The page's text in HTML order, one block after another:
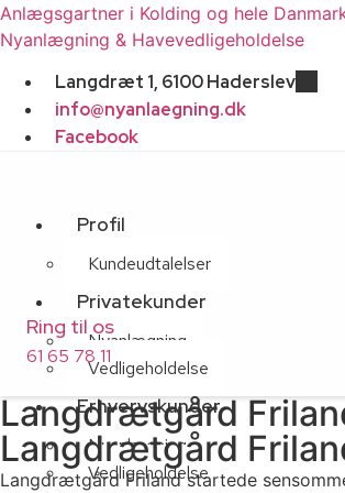
Anlægsgartner i Kolding og hele
Nyanlægning & Havevedligeholdelse
Langdræt 1, 6100 Haderslev
info@nyanlaegning.dk
Facebook
Profil
Kundeudtalelser
Privatekunder
Nyanlægning
Vedligeholdelse
Erhvervskunder
Nyanlægning
Vedligeholdelse
Ring til os
61 65 78 11
Langdrætgård
Langdrætgård
Langdrætgård Friland startede